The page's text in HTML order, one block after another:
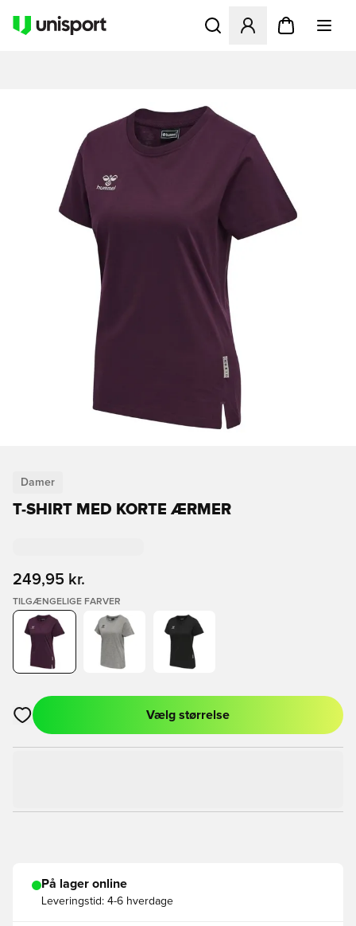
Åbner en Modal til at
Damer
T-SHIRT MED KORTE ÆRMER
249,95 kr.
TILGÆNGELIGE FARVER
Åbner en Modal til at logge ind eller tilmelde dig som medlem
Vælg størrelse
På lager online
Leveringstid: 4-6 hverdage